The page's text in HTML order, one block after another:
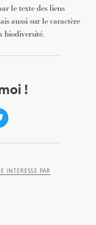
le texte des liens
aussi sur le caractère
biodiversité.
!
INTÉRESSÉ PAR